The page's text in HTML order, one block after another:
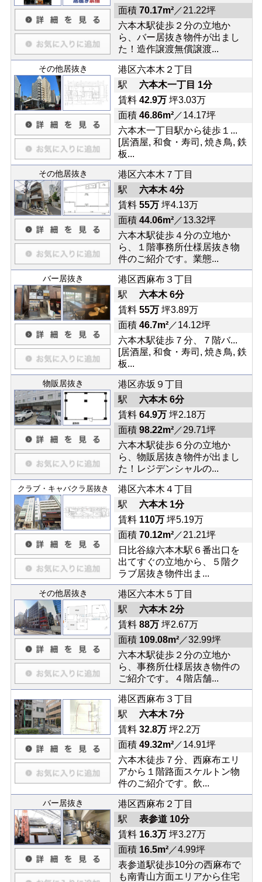
面積 70.17m²／21.22坪
六本木駅徒歩２分の立地か
ら、バー居抜き物件が出まし
た！造作譲渡無償譲渡...
その他居抜き
港区六本木２丁目
駅 六本木一丁目 1分
賃料 42.9万坪3.03万
面積 46.86m²／14.17坪
六本木一丁目駅から徒歩１...
[居酒屋, 和食・寿司, 焼き鳥, 鉄
板...
その他居抜き
港区六本木７丁目
駅 六本木 4分
賃料 55万坪4.13万
面積 44.06m²／13.32坪
六本木駅徒歩４分の立地か
ら、１階事務所仕様居抜き物
件のご紹介です。業態...
バー居抜き
港区西麻布３丁目
駅 六本木 6分
賃料 55万坪3.89万
面積 46.7m²／14.12坪
六本木駅徒歩７分、７階バ...
[居酒屋, 和食・寿司, 焼き鳥, 鉄
板...
物販居抜き
港区赤坂９丁目
駅 六本木 6分
賃料 64.9万坪2.18万
面積 98.22m²／29.71坪
六本木駅徒歩６分の立地か
ら、物販居抜き物件が出まし
た！レジデンシャルの...
クラブ・キャバクラ居抜き
港区六本木４丁目
駅 六本木 1分
賃料 110万坪5.19万
面積 70.12m²／21.21坪
日比谷線六本木駅６番出口を
出てすぐの立地から、５階ク
ラブ居抜き物件出ま...
その他居抜き
港区六本木５丁目
駅 六本木 2分
賃料 88万坪2.67万
面積 109.08m²／32.99坪
六本木駅徒歩２分の立地か
ら、事務所仕様居抜き物件の
ご紹介です。４階店舗...
港区西麻布３丁目
駅 六本木 7分
賃料 32.8万坪2.2万
面積 49.32m²／14.91坪
六本木徒歩７分、西麻布エリ
アから１階路面スケルトン物
件のご紹介です。飲...
バー居抜き
港区西麻布２丁目
駅 表参道 10分
賃料 16.3万坪3.27万
面積 16.5m²／4.99坪
表参道駅徒歩10分の西麻布で
も南青山方面エリアから住宅